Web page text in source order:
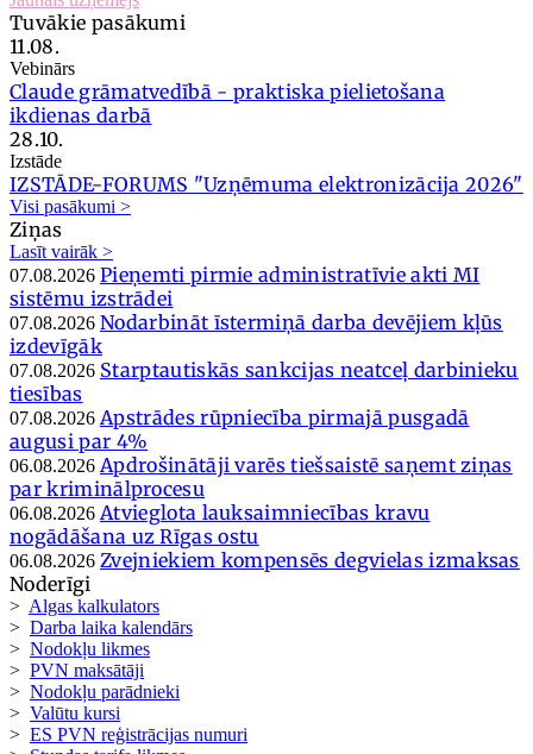
Tuvākie pasākumi
11.08.
Vebinārs
Claude grāmatvedībā - praktiska pielietošana
ikdienas darbā
28.10.
Izstāde
IZSTĀDE-FORUMS "Uzņēmuma elektronizācija 2026"
Visi pasākumi >
Ziņas
Lasīt vairāk >
07.08.2026 Pieņemti pirmie administratīvie akti MI
sistēmu izstrādei
07.08.2026 Nodarbināt īstermiņā darba devējiem kļūs
izdevīgāk
07.08.2026 Starptautiskās sankcijas neatceļ darbinieku
tiesības
07.08.2026 Apstrādes rūpniecība pirmajā pusgadā
augusi par 4%
06.08.2026 Apdrošinātāji varēs tiešsaistē saņemt ziņas
par kriminālprocesu
06.08.2026 Atvieglota lauksaimniecības kravu
nogādāšana uz Rīgas ostu
06.08.2026 Zvejniekiem kompensēs degvielas izmaksas
Noderīgi
> Algas kalkulators
> Darba laika kalendārs
> Nodokļu likmes
> PVN maksātāji
> Nodokļu parādnieki
> Valūtu kursi
> ES PVN reģistrācijas numuri